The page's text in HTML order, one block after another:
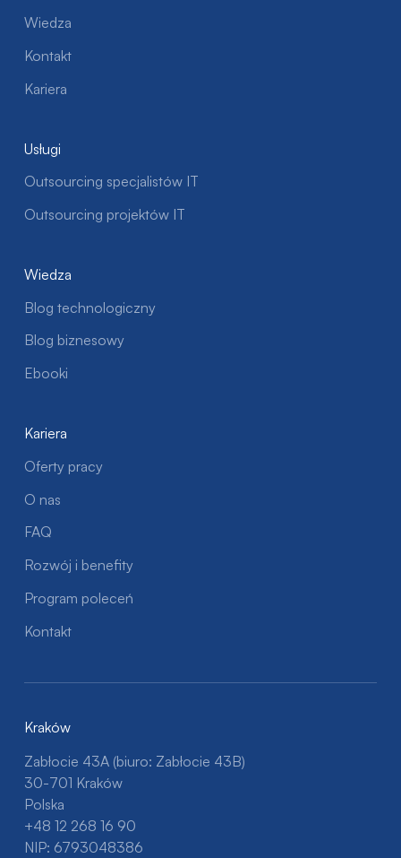
Wiedza
Kontakt
Kariera
Usługi
Outsourcing specjalistów IT
Outsourcing projektów IT
Wiedza
Blog technologiczny
Blog biznesowy
Ebooki
Kariera
Oferty pracy
O nas
FAQ
Rozwój i benefity
Program poleceń
Kontakt
Kraków
Zabłocie 43A (biuro: Zabłocie 43B)
30-701 Kraków
Polska
+48 12 268 16 90
NIP: 6793048386